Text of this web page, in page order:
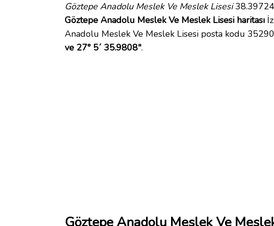
Göztepe Anadolu Meslek Ve Meslek Lisesi
Göztepe Anadolu Meslek Ve Meslek Lisesi haritası
Anadolu Meslek Ve Meslek Lisesi posta kodu
ve 27° 5´ 35.9808".
Göztepe Anadolu Meslek Ve